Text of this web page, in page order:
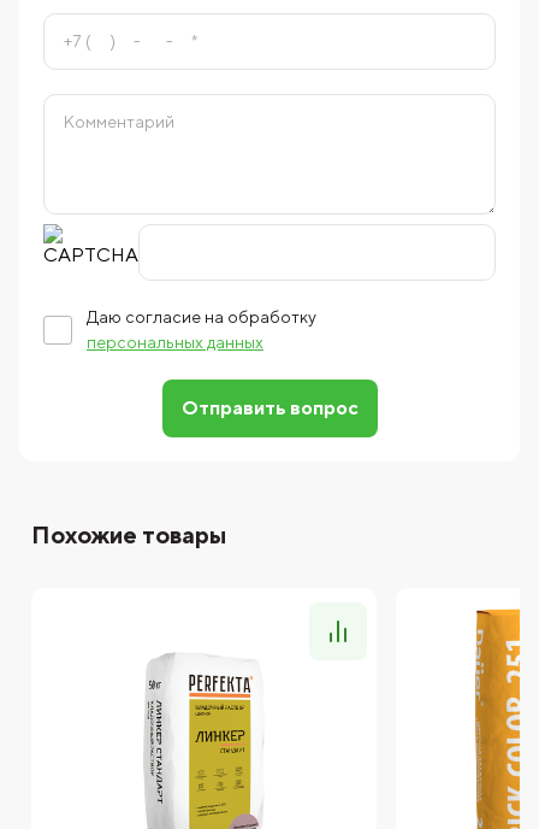
Даю согласие на обработку
персональных данных
Отправить вопрос
Похожие товары